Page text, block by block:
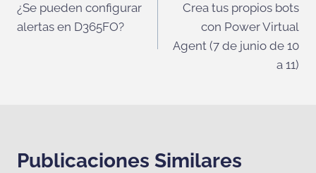
de
¿Se pueden configurar
alertas en D365FO?
Crea tus propios bots
con Power Virtual
Agent (7 de junio de 10
a 11)
Publicaciones Similares